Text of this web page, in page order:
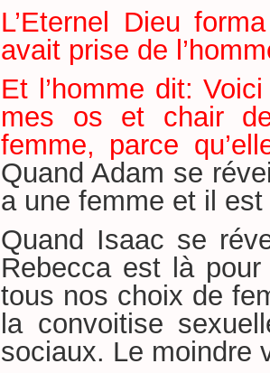
L’Eternel Dieu
avait prise de
Et l’homme dit:
mes os et chair
femme, parce
Quand Adam se
a une femme et il
Quand Isaac se
Rebecca est là
tous nos choix de
la convoitise
sociaux. Le moindre